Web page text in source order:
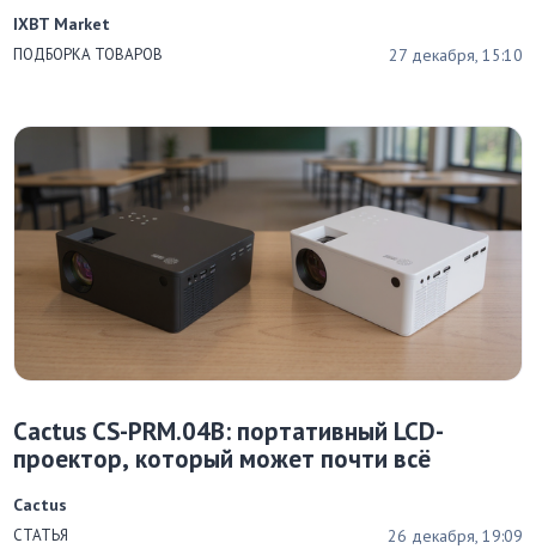
ПОДБОРКА ТОВАРОВ 27 декабря, 15:10
IXBT Market
Cactus CS-PRM.04B: портативный LCD-
проектор, который может почти всё
СТАТЬЯ 26 декабря, 19:09
Cactus